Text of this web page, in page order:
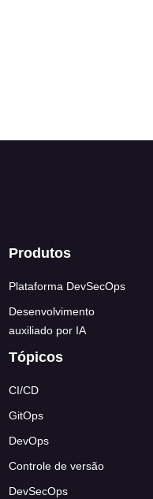
Produtos
Plataforma DevSecOps
Desenvolvimento
auxiliado por IA
Tópicos
CI/CD
GitOps
DevOps
Controle de versão
DevSecOps